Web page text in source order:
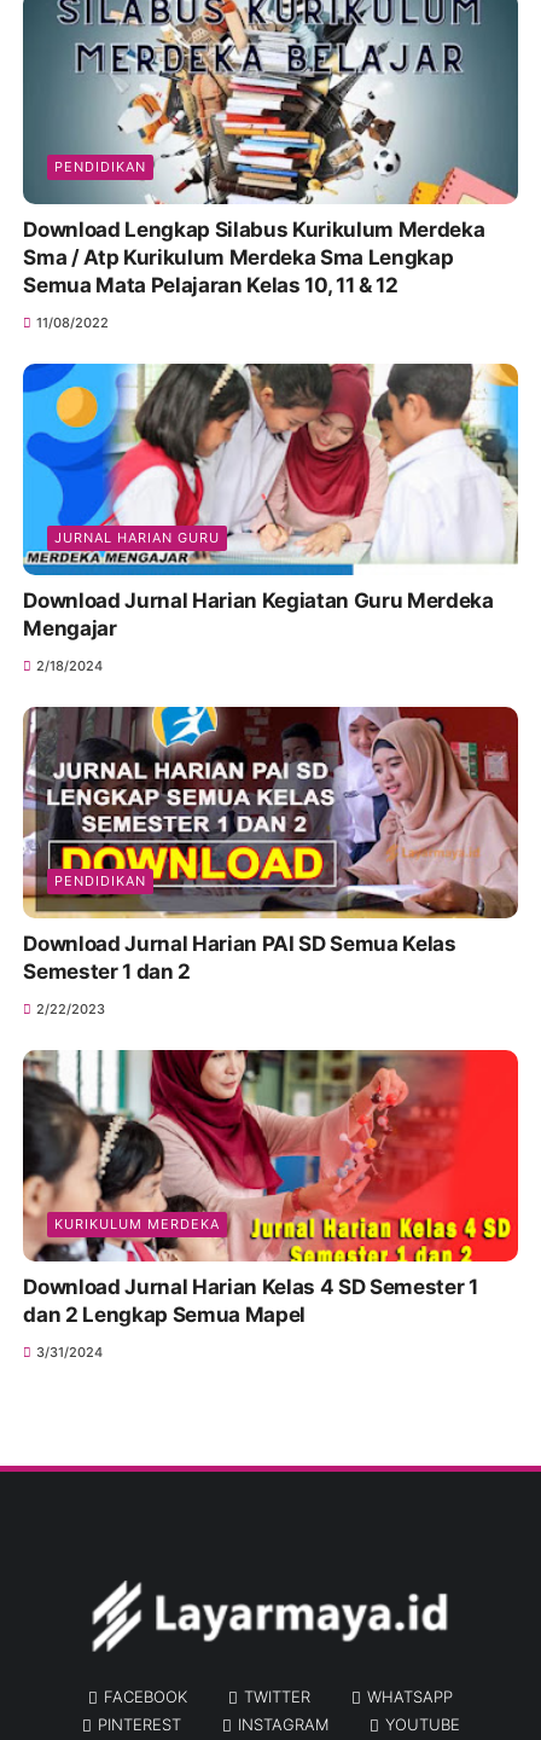
PENDIDIKAN
Download Lengkap Silabus Kurikulum Merdeka
Sma / Atp Kurikulum Merdeka Sma Lengkap
Semua Mata Pelajaran Kelas 10, 11 & 12
11/08/2022
JURNAL HARIAN GURU
Download Jurnal Harian Kegiatan Guru Merdeka
Mengajar
2/18/2024
PENDIDIKAN
Download Jurnal Harian PAI SD Semua Kelas
Semester 1 dan 2
2/22/2023
KURIKULUM MERDEKA
Download Jurnal Harian Kelas 4 SD Semester 1
dan 2 Lengkap Semua Mapel
3/31/2024
FACEBOOK TWITTER
WHATSAPP
PINTEREST
INSTAGRAM YOUTUBE